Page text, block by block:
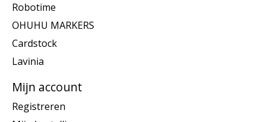
Robotime
OHUHU MARKERS
Cardstock
Lavinia
Mijn account
Registreren